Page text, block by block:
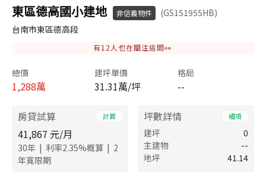
東區德高國小建地 非信義物件
(GS151955HB)
台南市東區德高段
有12 人也在關注這間👀
總價
1,288萬
建坪單價
31.31萬/坪
格局
--
房貸試算 計算
41,867 元/月
30年 | 利率2.35%概算 | 2
年寬限期
坪數詳情 細項
建坪
0
主建物
--
地坪
41.14